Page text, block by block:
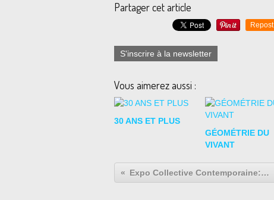
Partager cet article
Repost
S'inscrire à la newsletter
Vous aimerez aussi :
30 ANS ET PLUS
GÉOMÉTRIE DU
VIVANT
Expo Collective Contemporaine: GROUP SHOW